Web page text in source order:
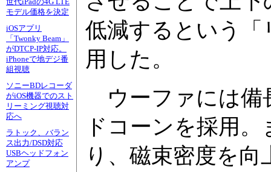
世代iPadの4G LTE
モデル価格を決定
iOSアプリ
「Twonky Beam」
がDTCP-IP対応。
iPhoneで地デジ番
組視聴
ソニーBDレコーダ
がiOS機器でのスト
リーミング視聴対
応へ
ラトック、バラン
ス出力/DSD対応
USBヘッドフォン
アンプ
低減するという
用した。
ウーファには備
ドコーンを採用
り、磁束密度を